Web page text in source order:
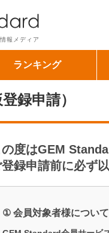
報メディア
ランキング
録申請）
の度はGEM
登録申請前に必ず
① 会員対象者様について